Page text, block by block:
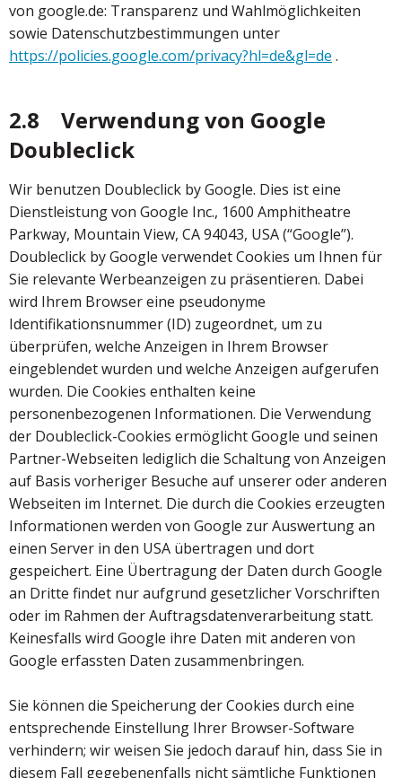
von google.de: Transparenz und Wahlmöglichkeiten
sowie Datenschutzbestimmungen unter
https://policies.google.com/privacy?hl=de&gl=de .
2.8 Verwendung von Google
Doubleclick
Wir benutzen Doubleclick by Google. Dies ist eine
Dienstleistung von Google Inc., 1600 Amphitheatre
Parkway, Mountain View, CA 94043, USA (“Google”).
Doubleclick by Google verwendet Cookies um Ihnen für
Sie relevante Werbeanzeigen zu präsentieren. Dabei
wird Ihrem Browser eine pseudonyme
Identifikationsnummer (ID) zugeordnet, um zu
überprüfen, welche Anzeigen in Ihrem Browser
eingeblendet wurden und welche Anzeigen aufgerufen
wurden. Die Cookies enthalten keine
personenbezogenen Informationen. Die Verwendung
der Doubleclick-Cookies ermöglicht Google und seinen
Partner-Webseiten lediglich die Schaltung von Anzeigen
auf Basis vorheriger Besuche auf unserer oder anderen
Webseiten im Internet. Die durch die Cookies erzeugten
Informationen werden von Google zur Auswertung an
einen Server in den USA übertragen und dort
gespeichert. Eine Übertragung der Daten durch Google
an Dritte findet nur aufgrund gesetzlicher Vorschriften
oder im Rahmen der Auftragsdatenverarbeitung statt.
Keinesfalls wird Google ihre Daten mit anderen von
Google erfassten Daten zusammenbringen.
Sie können die Speicherung der Cookies durch eine
entsprechende Einstellung Ihrer Browser-Software
verhindern; wir weisen Sie jedoch darauf hin, dass Sie in
diesem Fall gegebenenfalls nicht sämtliche Funktionen